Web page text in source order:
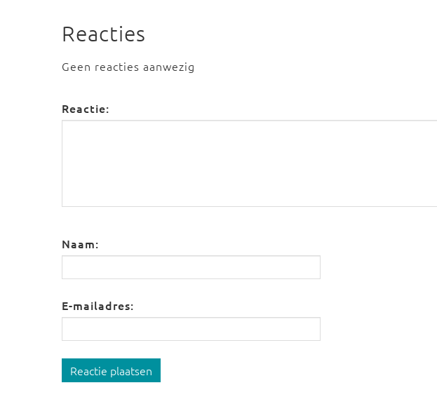
Reacties
Geen reacties aanwezig
Reactie:
Naam:
E-mailadres:
Reactie plaatsen